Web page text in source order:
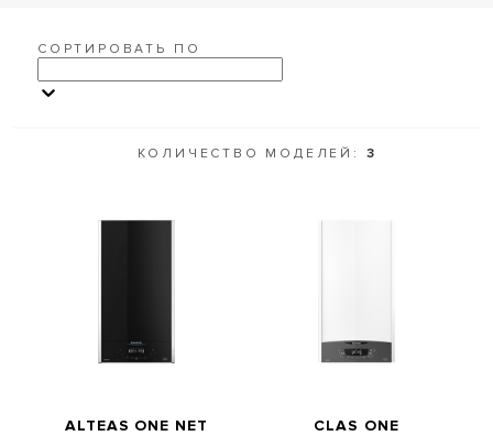
СОРТИРОВАТЬ ПО
КОЛИЧЕСТВО МОДЕЛЕЙ: 3
ALTEAS ONE NET CLAS ONE